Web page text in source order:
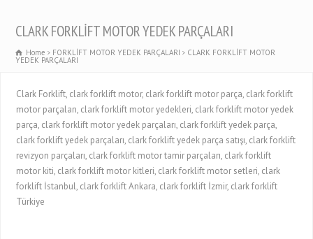
CLARK FORKLİFT MOTOR YEDEK PARÇALARI
Home FORKLİFT MOTOR YEDEK PARÇALARI CLARK FORKLİFT MOTOR
YEDEK PARÇALARI
Clark Forklift, clark forklift motor, clark forklift motor parça, clark forklift
motor parçaları, clark forklift motor yedekleri, clark forklift motor yedek
parça, clark forklift motor yedek parçaları, clark forklift yedek parça,
clark forklift yedek parçaları, clark forklift yedek parça satışı, clark forklift
revizyon parçaları, clark forklift motor tamir parçaları, clark forklift
motor kiti, clark forklift motor kitleri, clark forklift motor setleri, clark
forklift İstanbul, clark forklift Ankara, clark forklift İzmir, clark forklift
Türkiye